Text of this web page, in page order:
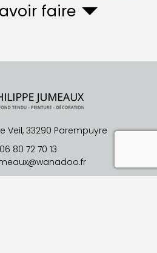
faire
Veil, 33290 Parempuyre
06 80 72 70 13